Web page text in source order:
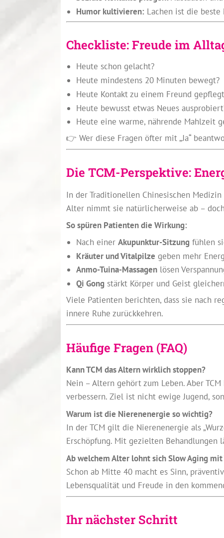
Humor kultivieren: Lachen ist die beste
Checkliste: Freude im
Heute schon gelacht?
Heute mindestens 20 Minuten bewegt?
Heute Kontakt zu einem Freund
Heute bewusst etwas Neues
Heute eine warme, nährende Mahlzeit
👉 Wer diese Fragen öfter mit „Ja“
Die TCM-Perspektive:
In der Traditionellen Chinesischen
Alter nimmt sie natürlicherweise ab –
So spüren Patienten die Wirkung:
Nach einerAkupunktur-Sitzung fühlen
Kräuter und Vitalpilze geben mehr
Anmo-Tuina-Massagen lösen
Qi Gong stärkt Körper und Geist
Viele Patienten berichten, dass sie nach
innere Ruhe zurückkehren.
Häufige Fragen (FAQ)
Kann TCM das Altern wirklich stoppen?
Nein – Altern gehört zum Leben. Aber
verbessern. Ziel ist nicht ewige Jugend,
Warum ist die Nierenenergie so wichtig?
In der TCM gilt die Nierenenergie als
Erschöpfung. Mit gezielten
Ab welchem Alter lohnt sich Slow Aging mit
Schon ab Mitte 40 macht es Sinn,
Lebensqualität und Freude in den
Ihr nächster Schritt